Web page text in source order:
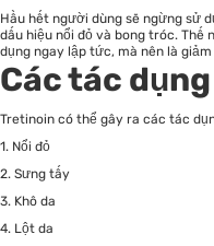
Hầu hết người dùng sẽ ngừng sử
dấu hiệu nổi đỏ và bong tróc. Thế
dụng ngay lập tức, mà nên là
Các tác
Tretinoin có thể gây ra các tác
1. Nổi đỏ
2. Sưng tấy
3. Khô da
4. Lột da